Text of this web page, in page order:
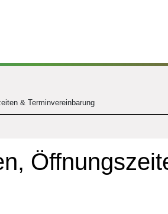
& Terminvereinbarung